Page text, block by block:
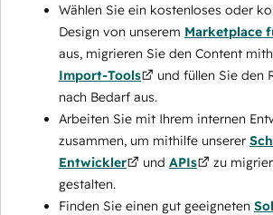
Wählen Sie ein kostenloses oder
Design von unserem Marketplace
aus, migrieren Sie den Content
Import-Tools
und füllen Sie den
nach Bedarf aus.
Arbeiten Sie mit Ihrem internen
zusammen, um mithilfe unserer
Entwickler
und APIs
zu
gestalten.
Finden Sie einen gut geeigneten